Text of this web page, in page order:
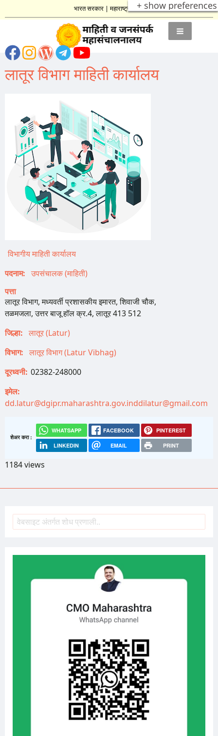
+ show preferences
भारत सरकार|महाराष्ट्र शासन
लातूर विभाग माहिती कार्यालय
विभागीय माहिती कार्यालय
पदनाम
उपसंचालक (माहिती)
पत्ता
लातूर विभाग, मध्यवर्ती प्रशासकीय इमारत, शिवाजी चौक,
तळमजला, उत्तर बाजू हॉल क्र.4, लातूर 413 512
जिल्हा
लातूर (Latur)
विभाग
लातूर विभाग (Latur Vibhag)
दूरध्वनी 02382-248000
इमेल
dd.latur@dgipr.maharashtra.gov.inddilatur@gmail.com
शेअर करा :
WHATSAPP FACEBOOK PINTEREST
LINKEDIN EMAIL PRINT
1184 views
शोध
Search